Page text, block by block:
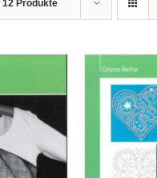
12 Produkte